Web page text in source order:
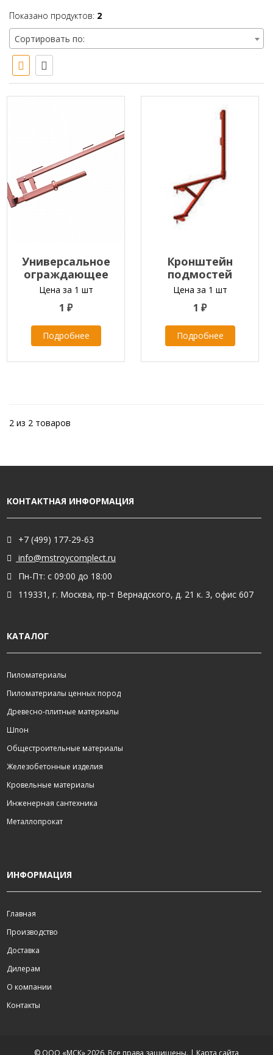
Показано продуктов: 2
Сортировать по:
Универсальное
ограждающее
устройство
Цена за 1 шт
1 ₽
Подробнее
Кронштейн
подмостей
Цена за 1 шт
1 ₽
Подробнее
2 из 2 товаров
КОНТАКТНАЯ ИНФОРМАЦИЯ
+7 (499) 177-29-63
info@mstroycomplect.ru
Пн-Пт: с 09:00 до 18:00
119331, г. Москва, пр-т Вернадского, д. 21 к. 3, офис 607
КАТАЛОГ
Пиломатериалы
Пиломатериалы ценных пород
Древесно-плитные материалы
Шпон
Общестроительные материалы
Железобетонные изделия
Кровельные материалы
Инженерная сантехника
Металлопрокат
ИНФОРМАЦИЯ
Главная
Производство
Доставка
Дилерам
О компании
Контакты
© ООО «МСК» 2026. Все права защищены. | Карта сайта